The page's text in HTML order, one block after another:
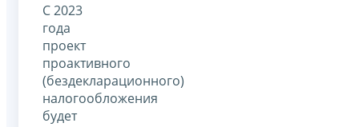
С 2023
года
проект
проактивного
(бездекларационного)
налогообложения
будет